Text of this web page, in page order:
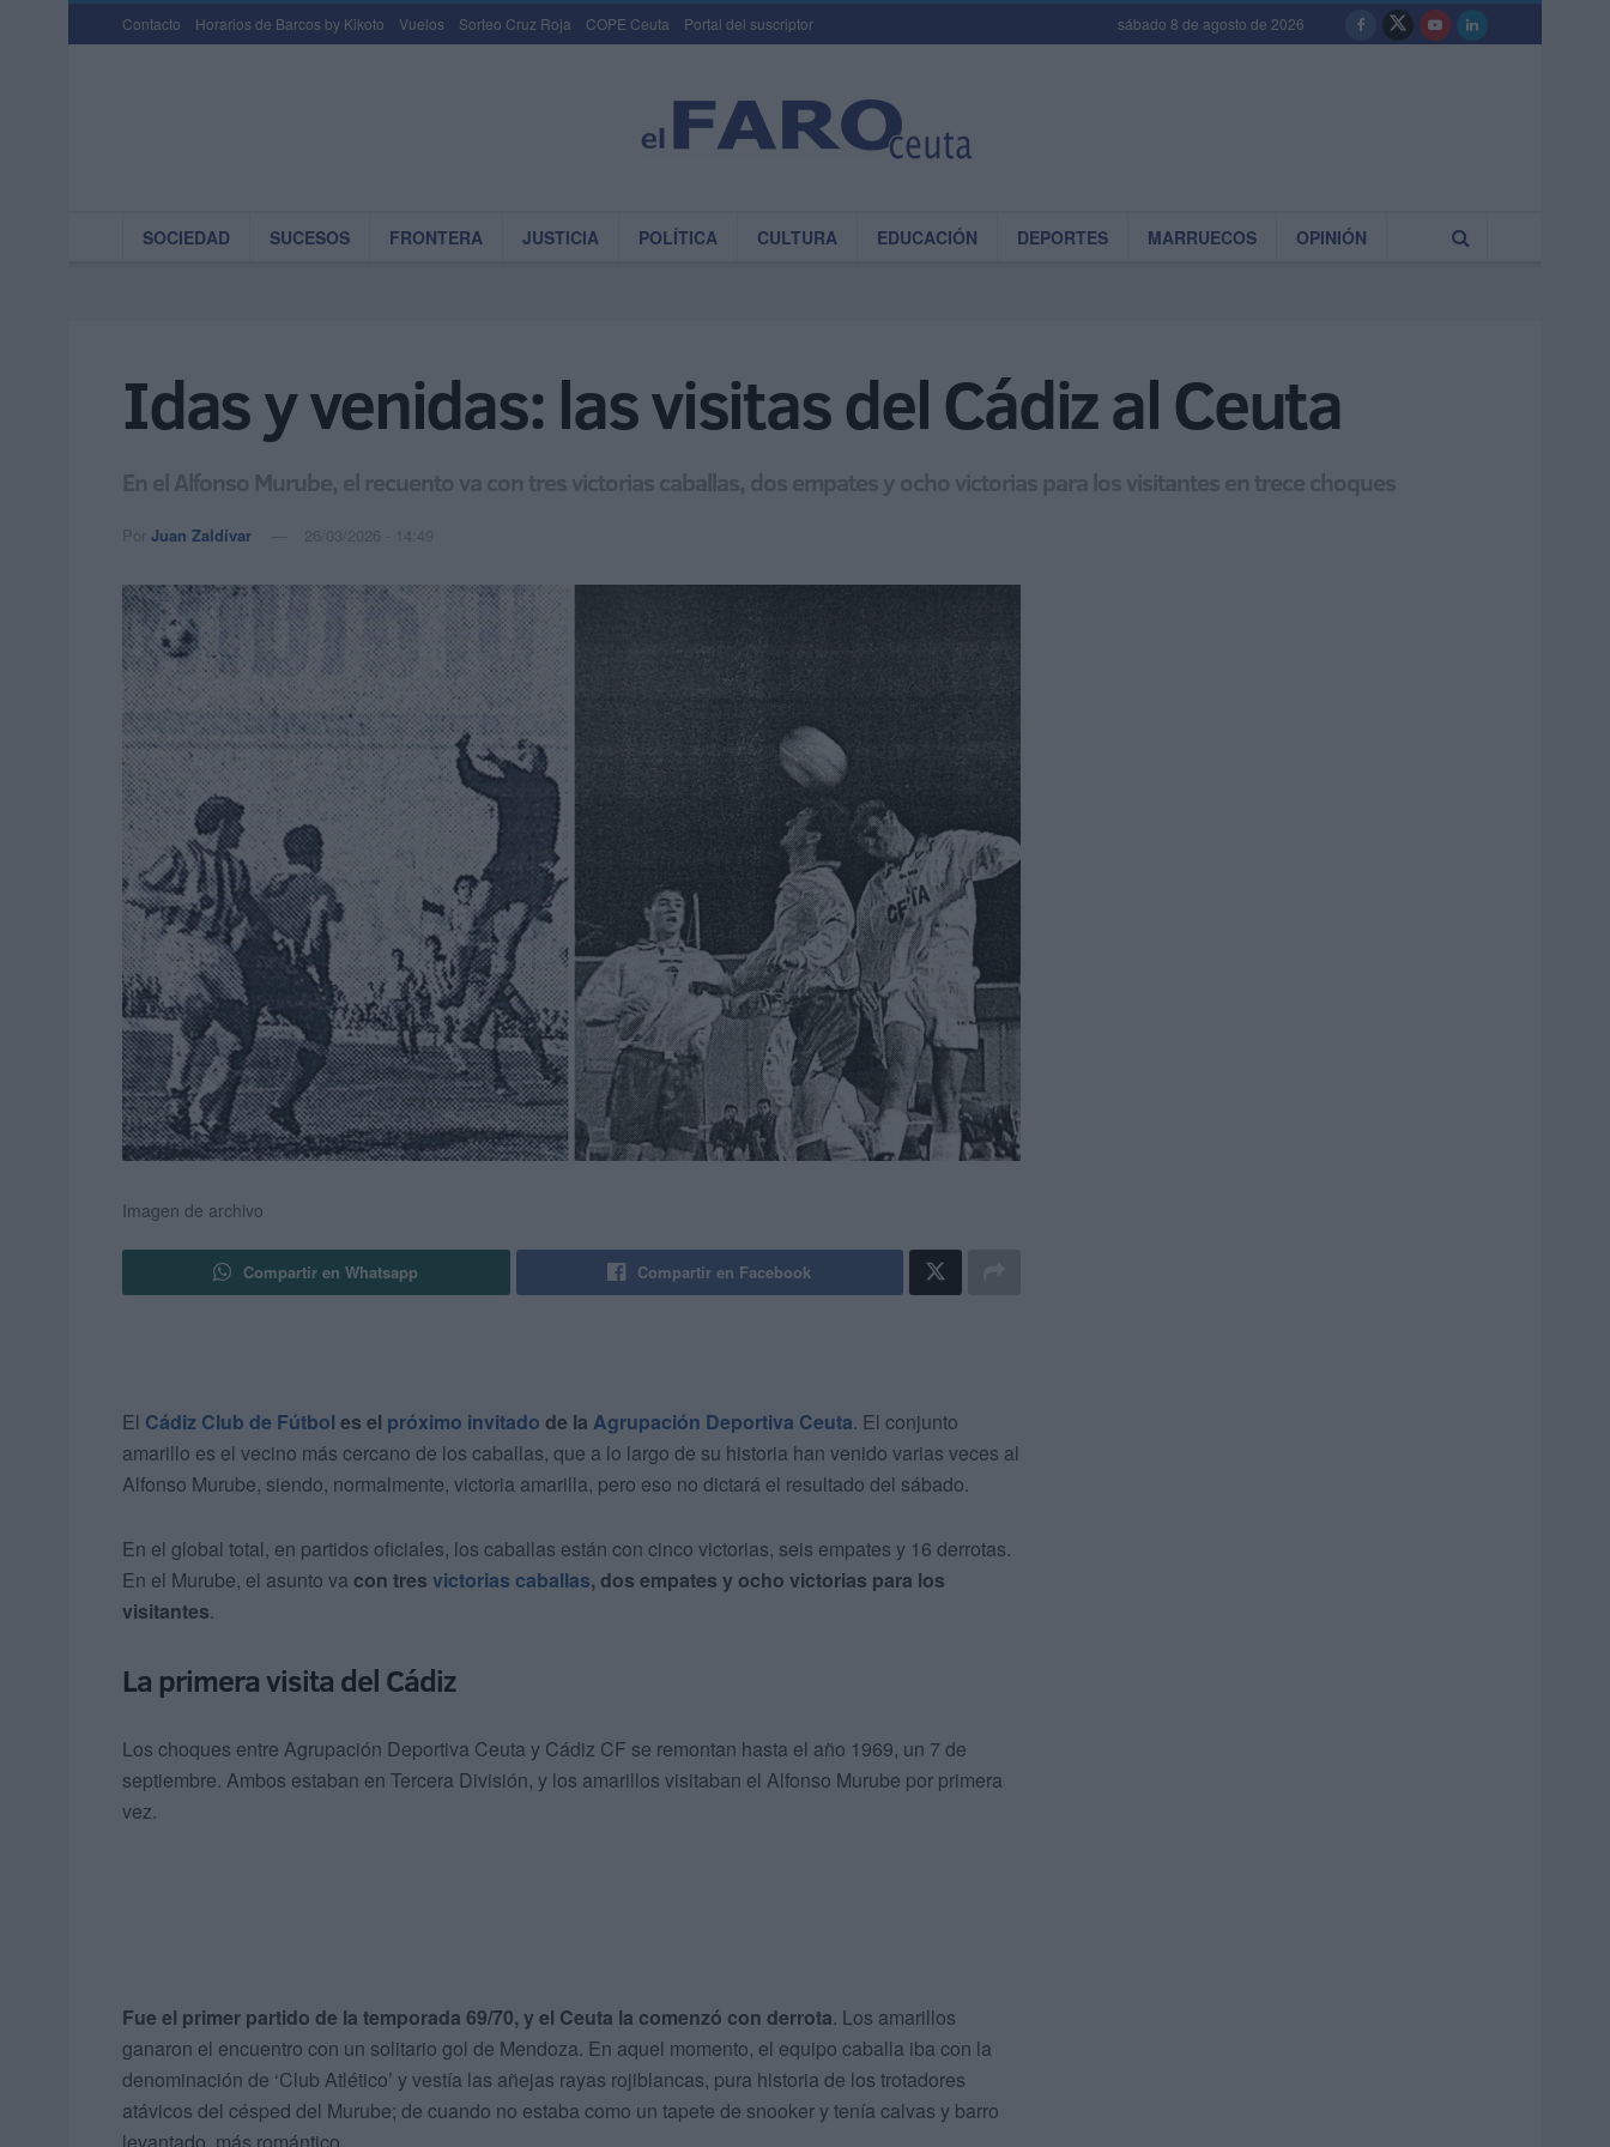
Contacto Horarios de Barcos by Kikoto Vuelos Sorteo Cruz Roja COPE Ceuta Portal del suscriptor sábado 8 de agosto de 2026
SOCIEDAD SUCESOS FRONTERA JUSTICIA POLÍTICA CULTURA EDUCACIÓN DEPORTES MARRUECOS OPINIÓN
Idas y venidas: las visitas del Cádiz al Ceuta
En el Alfonso Murube, el recuento va con tres victorias caballas, dos empates y ocho victorias para los visitantes en trece choques
Por Juan Zaldívar 26/03/2026 - 14:49
Imagen de archivo
Compartir en Whatsapp Compartir en Facebook
El Cádiz Club de Fútbol es el próximo invitado de la Agrupación Deportiva Ceuta. El conjunto
amarillo es el vecino más cercano de los caballas, que a lo largo de su historia han venido varias veces al
Alfonso Murube, siendo, normalmente, victoria amarilla, pero eso no dictará el resultado del sábado.
En el global total, en partidos oficiales, los caballas están con cinco victorias, seis empates y 16 derrotas.
En el Murube, el asunto va con tres victorias caballas, dos empates y ocho victorias para los
visitantes.
La primera visita del Cádiz
Los choques entre Agrupación Deportiva Ceuta y Cádiz CF se remontan hasta el año 1969, un 7 de
septiembre. Ambos estaban en Tercera División, y los amarillos visitaban el Alfonso Murube por primera
vez.
Fue el primer partido de la temporada 69/70, y el Ceuta la comenzó con derrota. Los amarillos
ganaron el encuentro con un solitario gol de Mendoza. En aquel momento, el equipo caballa iba con la
denominación de ‘Club Atlético’ y vestía las añejas rayas rojiblancas, pura historia de los trotadores
atávicos del césped del Murube; de cuando no estaba como un tapete de snooker y tenía calvas y barro